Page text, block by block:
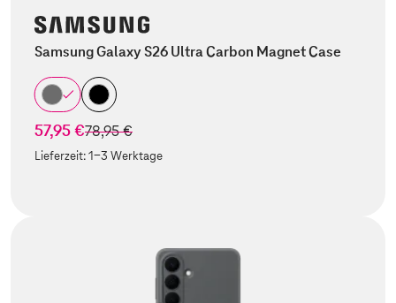
Samsung Galaxy S26 Ultra Carbon Magnet Case
57,95 €statt
78,95 €
Lieferzeit:1-3 Werktage